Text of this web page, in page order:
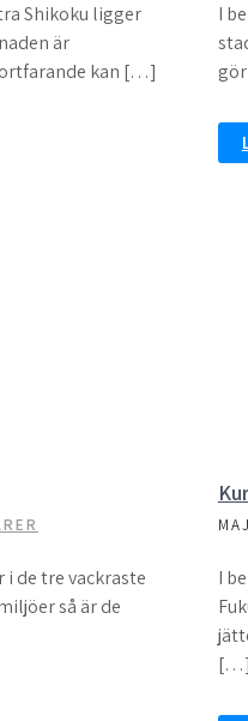
Shikoku ligger
är
kan […]
I
i de tre vackraste
så är de
I